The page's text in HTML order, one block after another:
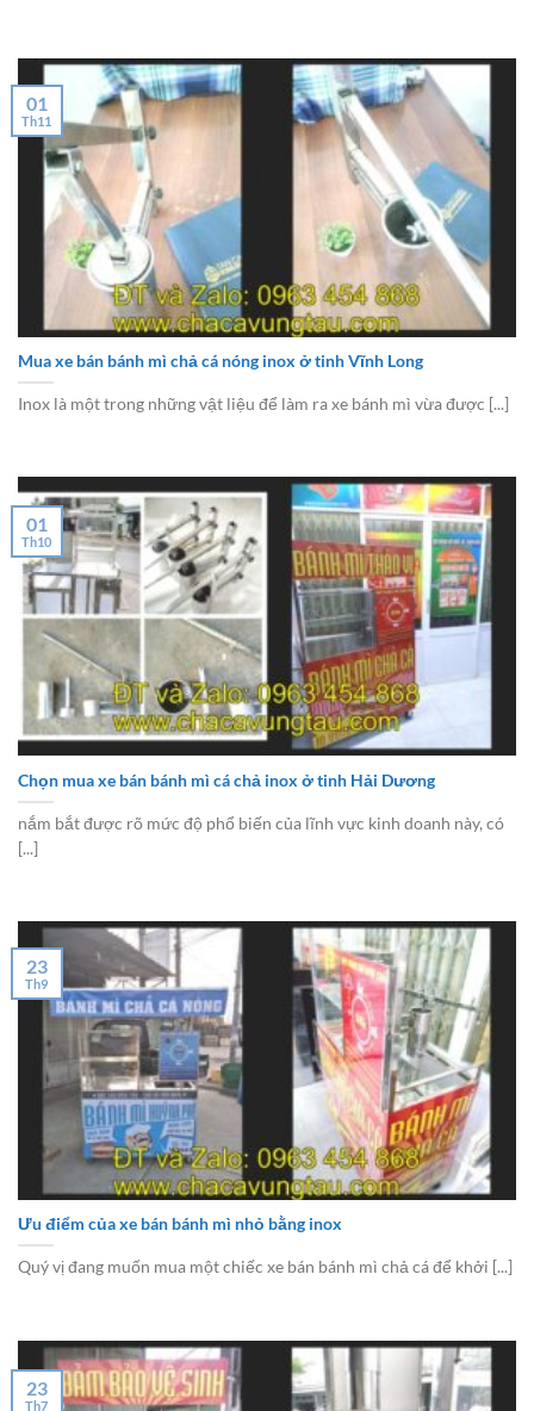
Mua xe bán bánh mì chả cá nóng inox ở tinh Vĩnh Long
Inox là một trong những vật liệu để làm ra xe bánh mì vừa được [...]
01
Th11
Chọn mua xe bán bánh mì cá chả inox ở tinh Hải Dương
nắm bắt được rõ mức độ phổ biến của lĩnh vực kinh doanh này, có
[...]
01
Th10
Ưu điểm của xe bán bánh mì nhỏ bằng inox
Quý vị đang muốn mua một chiếc xe bán bánh mì chả cá để khởi [...]
23
Th9
23
Th7